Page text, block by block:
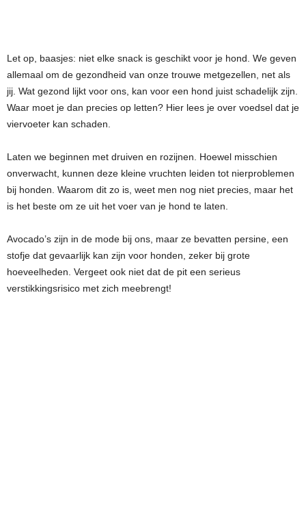
Let op, baasjes: niet elke snack is geschikt voor je hond. We geven
allemaal om de gezondheid van onze trouwe metgezellen, net als
jij. Wat gezond lijkt voor ons, kan voor een hond juist schadelijk zijn.
Waar moet je dan precies op letten? Hier lees je over voedsel dat je
viervoeter kan schaden.
Laten we beginnen met druiven en rozijnen. Hoewel misschien
onverwacht, kunnen deze kleine vruchten leiden tot nierproblemen
bij honden. Waarom dit zo is, weet men nog niet precies, maar het
is het beste om ze uit het voer van je hond te laten.
Avocado’s zijn in de mode bij ons, maar ze bevatten persine, een
stofje dat gevaarlijk kan zijn voor honden, zeker bij grote
hoeveelheden. Vergeet ook niet dat de pit een serieus
verstikkingsrisico met zich meebrengt!